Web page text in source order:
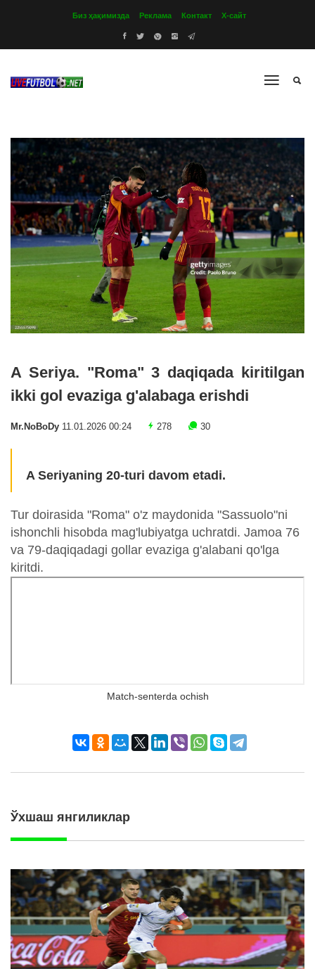
Биз ҳақимизда Реклама Контакт Х-сайт
A Seriya. "Roma" 3 daqiqada kiritilgan
ikki gol evaziga g'alabaga erishdi
Mr.NoBoDy 11.01.2026 00:24 278 30
A Seriyaning 20-turi davom etadi.
Tur doirasida "Roma" o'z maydonida "Sassuolo"ni
ishonchli hisobda mag'lubiyatga uchratdi. Jamoa 76
va 79-daqiqadagi gollar evaziga g'alabani qo'lga
kiritdi.
Match-senterda ochish
Ўхшаш янгиликлар